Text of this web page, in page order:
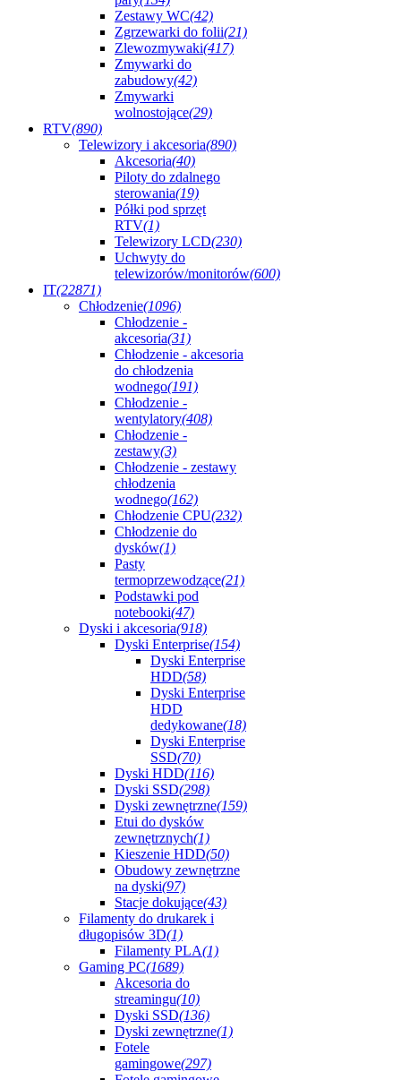
Zestawy WC(42)
Zgrzewarki do folii(21)
Zlewozmywaki(417)
Zmywarki do
zabudowy(42)
Zmywarki
wolnostojące(29)
RTV(890)
Telewizory i akcesoria(890)
Akcesoria(40)
Piloty do zdalnego
sterowania(19)
Półki pod sprzęt
RTV(1)
Telewizory LCD(230)
Uchwyty do
telewizorów/monitorów(600)
IT(22871)
Chłodzenie(1096)
Chłodzenie -
akcesoria(31)
Chłodzenie - akcesoria
do chłodzenia
wodnego(191)
Chłodzenie -
wentylatory(408)
Chłodzenie -
zestawy(3)
Chłodzenie - zestawy
chłodzenia
wodnego(162)
Chłodzenie CPU(232)
Chłodzenie do
dysków(1)
Pasty
termoprzewodzące(21)
Podstawki pod
notebooki(47)
Dyski i akcesoria(918)
Dyski Enterprise(154)
Dyski Enterprise
HDD(58)
Dyski Enterprise
HDD
dedykowane(18)
Dyski Enterprise
SSD(70)
Dyski HDD(116)
Dyski SSD(298)
Dyski zewnętrzne(159)
Etui do dysków
zewnętrznych(1)
Kieszenie HDD(50)
Obudowy zewnętrzne
na dyski(97)
Stacje dokujące(43)
Filamenty do drukarek i
długopisów 3D(1)
Filamenty PLA(1)
Gaming PC(1689)
Akcesoria do
streamingu(10)
Dyski SSD(136)
Dyski zewnętrzne(1)
Fotele
gamingowe(297)